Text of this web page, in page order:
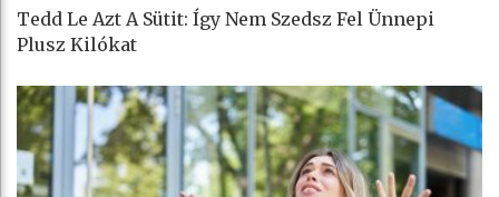
Tedd Le Azt A Sütit: Így Nem Szedsz Fel Ünnepi
Plusz Kilókat